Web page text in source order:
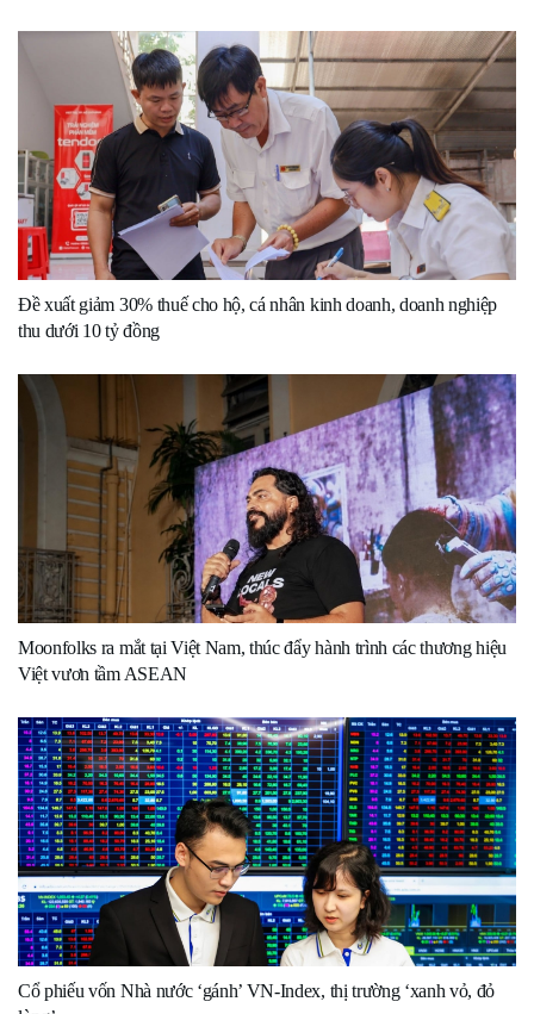
Đề xuất giảm 30% thuế cho hộ, cá nhân kinh doanh, doanh nghiệp
thu dưới 10 tỷ đồng
Moonfolks ra mắt tại Việt Nam, thúc đẩy hành trình các thương hiệu
Việt vươn tầm ASEAN
Cổ phiếu vốn Nhà nước ‘gánh’ VN-Index, thị trường ‘xanh vỏ, đỏ